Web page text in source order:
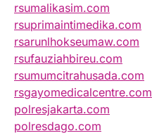
rsumalikasim.com
rsuprimaintimedika.com
rsarunlhokseumaw.com
rsufauziahbireu.com
rsumumcitrahusada.com
rsgayomedicalcentre.com
polresjakarta.com
polresdago.com